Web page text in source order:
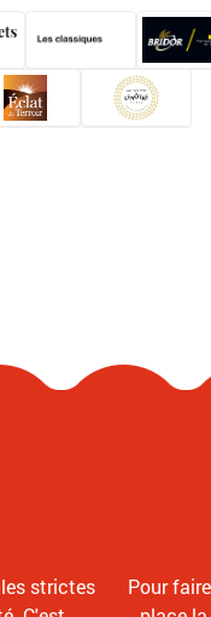
strictes
Pour